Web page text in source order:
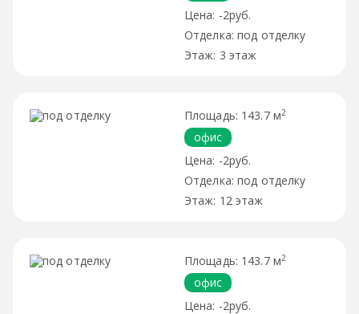
-2руб.
под отделку
3 этаж
143.7 м2
офис
-2руб.
под отделку
12 этаж
143.7 м2
офис
-2руб.